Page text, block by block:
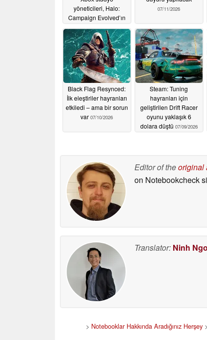
yöneticileri, Halo:
Campaign Evolved’ın
yavaşlattı07/12/2026
07/11/2026
Black Flag Resynced:
İlk eleştiriler hayranları
etkiledi – ama bir sorun
var 07/10/2026
Steam: Tuning
hayranları için
geliştirilen Drift Racer
oyunu yaklaşık 6
dolara düştü 07/09/2026
Editor of theoriginal
on Notebookcheck
Translator: Ninh
> Notebooklar Hakkında Aradığınız Herşey>